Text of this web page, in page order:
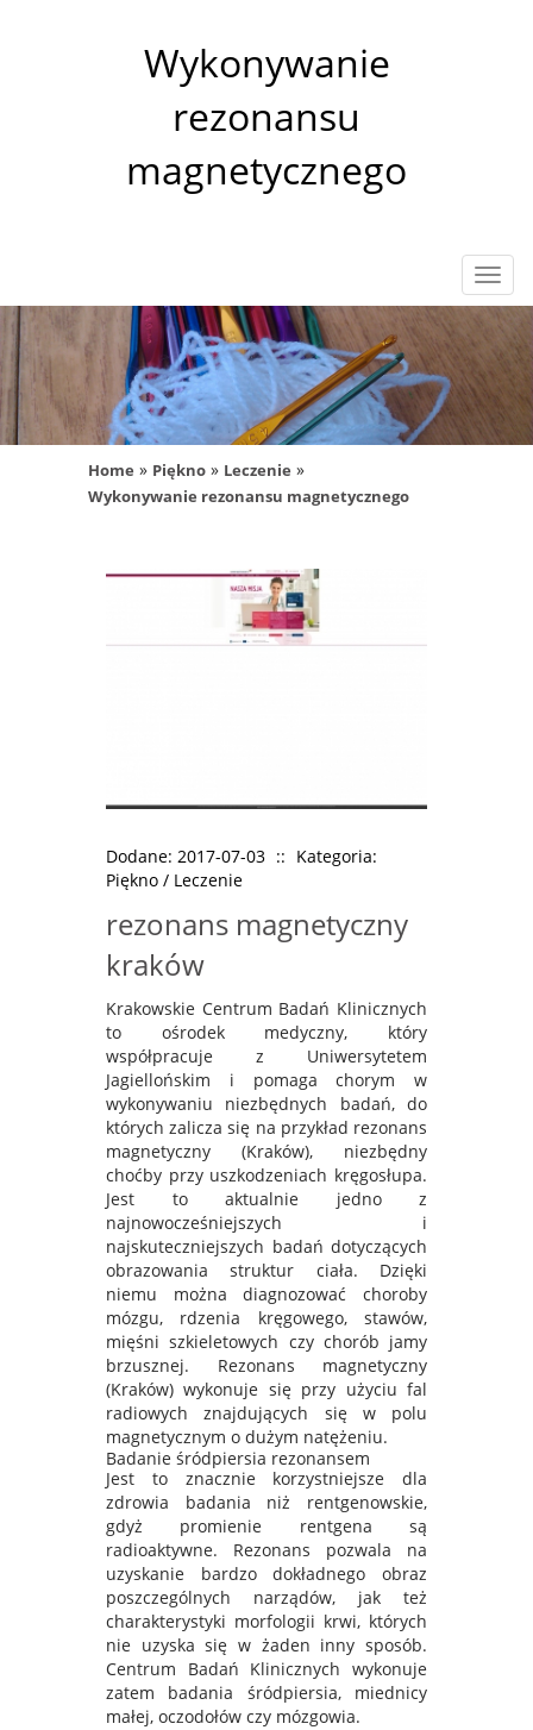
Wykonywanie
rezonansu
magnetycznego
Home » Piękno » Leczenie »
Wykonywanie rezonansu magnetycznego
Dodane: 2017-07-03 :: Kategoria:
Piękno / Leczenie
rezonans magnetyczny
kraków
Krakowskie Centrum Badań Klinicznych
to ośrodek medyczny, który
współpracuje z Uniwersytetem
Jagiellońskim i pomaga chorym w
wykonywaniu niezbędnych badań, do
których zalicza się na przykład rezonans
magnetyczny (Kraków), niezbędny
choćby przy uszkodzeniach kręgosłupa.
Jest to aktualnie jedno z
najnowocześniejszych i
najskuteczniejszych badań dotyczących
obrazowania struktur ciała. Dzięki
niemu można diagnozować choroby
mózgu, rdzenia kręgowego, stawów,
mięśni szkieletowych czy chorób jamy
brzusznej. Rezonans magnetyczny
(Kraków) wykonuje się przy użyciu fal
radiowych znajdujących się w polu
magnetycznym o dużym natężeniu.
Badanie śródpiersia rezonansem
Jest to znacznie korzystniejsze dla
zdrowia badania niż rentgenowskie,
gdyż promienie rentgena są
radioaktywne. Rezonans pozwala na
uzyskanie bardzo dokładnego obraz
poszczególnych narządów, jak też
charakterystyki morfologii krwi, których
nie uzyska się w żaden inny sposób.
Centrum Badań Klinicznych wykonuje
zatem badania śródpiersia, miednicy
małej, oczodołów czy mózgowia.